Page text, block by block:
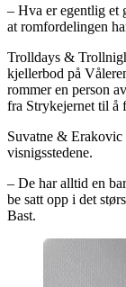
– Hva er egentlig et
at romfordelingen
Trolldays &
kjellerbod på
rommer en person
fra Strykejernet til å
Suvatne & Erakovic
visnigsstedene.
– De har alltid en
be satt opp i det
Bast.